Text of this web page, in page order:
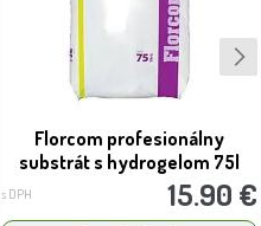
Florcom profesionálny
substrát s hydrogelom 75l
s DPH 15.90 €